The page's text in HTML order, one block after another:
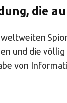
die
und die
von